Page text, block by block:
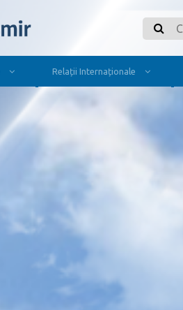
Search
Relații Internaționale